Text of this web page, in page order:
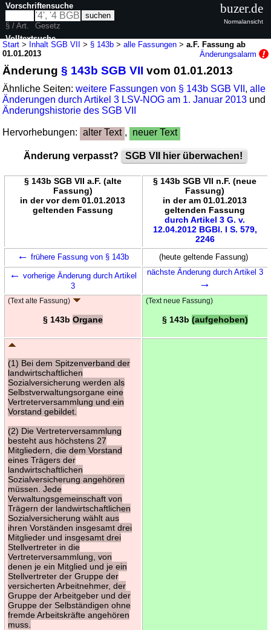
Start > Inhalt SGB VII > § 143b >alle Fassungen >a.F. Fassung ab
01.01.2013
Änderungsalarm
Änderung§ 143b SGB VII vom 01.01.2013
Ähnliche Seiten:weitere Fassungen von § 143b SGB VII ,alle
Änderungen durch Artikel 3 LSV-NOG am 1. Januar 2013 und
Änderungshistorie des SGB VII
Hervorhebungen: alter Text , neuer Text
Änderung verpasst? SGB VII hier überwachen!
§ 143b SGB VII a.F. (alte
Fassung)
in der vor dem 01.01.2013
geltenden Fassung
§ 143b SGB VII n.F. (neue
Fassung)
in der am 01.01.2013
geltenden Fassung
durch Artikel 3 G. v.
12.04.2012 BGBl. I S. 579,
2246
← frühere Fassung von § 143b (heute geltende Fassung)
← vorherige Änderung durch Artikel
3
nächste Änderung durch Artikel 3
→
(Text alte Fassung)
§ 143b Organe
(Text neue Fassung)
§ 143b (aufgehoben)
(1) Bei dem Spitzenverband der
landwirtschaftlichen
Sozialversicherung werden als
Selbstverwaltungsorgane eine
Vertreterversammlung und ein
Vorstand gebildet.
(2) Die Vertreterversammlung
besteht aus höchstens 27
Mitgliedern, die dem Vorstand
eines Trägers der
landwirtschaftlichen
Sozialversicherung angehören
müssen. Jede
Verwaltungsgemeinschaft von
Trägern der landwirtschaftlichen
Sozialversicherung wählt aus
ihren Vorständen insgesamt drei
Mitglieder und insgesamt drei
Stellvertreter in die
Vertreterversammlung, von
denen je ein Mitglied und je ein
Stellvertreter der Gruppe der
versicherten Arbeitnehmer, der
Gruppe der Arbeitgeber und der
Gruppe der Selbständigen ohne
fremde Arbeitskräfte angehören
muss.
Vorschriftensuche
§ / Art.
Gesetz
Volltextsuche
buzer.de
Normalansicht